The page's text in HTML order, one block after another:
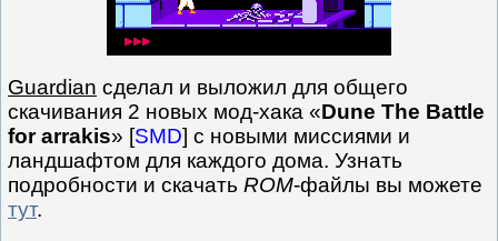
Guardian сделал и выложил для общего
скачивания 2 новых мод-хака «Dune The Battle
for arrakis» [SMD] с новыми миссиями и
ландшафтом для каждого дома. Узнать
подробности и скачать ROM-файлы вы можете
тут.